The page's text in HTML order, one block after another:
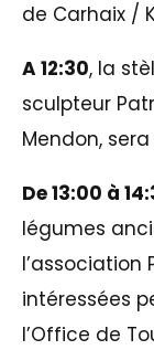
de Carhaix /
A 12:30, la
sculpteur
Mendon,
De 13:00 à
légumes
l’association
intéressées
l’Office de